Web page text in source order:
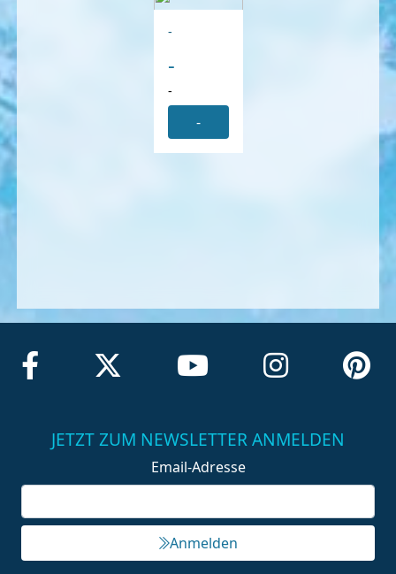
-
-
-
-
JETZT ZUM NEWSLETTER ANMELDEN
Email-Adresse
Anmelden